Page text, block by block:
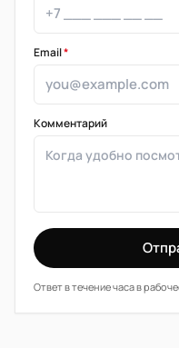
Email*
Комментарий
Ответ в течение часа в